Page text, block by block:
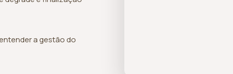
a gestão do